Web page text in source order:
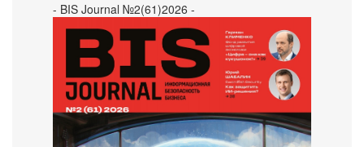
- BIS Journal №2(61)2026 -